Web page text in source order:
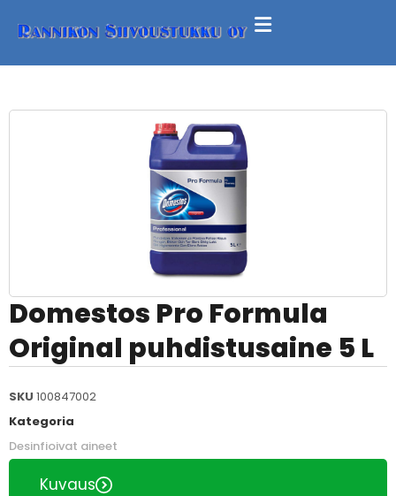
Domestos Pro Formula
Original puhdistusaine 5 L
SKU 100847002
Kategoria
Desinfioivat aineet
Kuvaus